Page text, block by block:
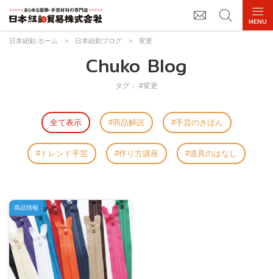
日本紐釦 ホーム > 日本紐釦ブログ > 変更
Chuko Blog
タグ： #変更
全て表示 商品解説 手芸のきほん
トレンド手芸 作り方講座 道具のはなし
商品情報